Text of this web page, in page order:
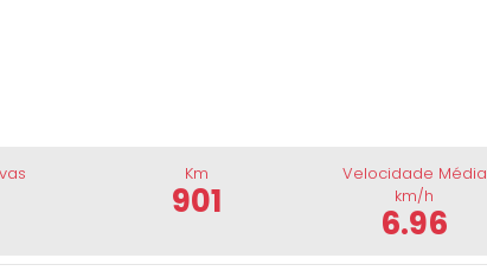
Km
901
Velocidade Média
km/h
6.96